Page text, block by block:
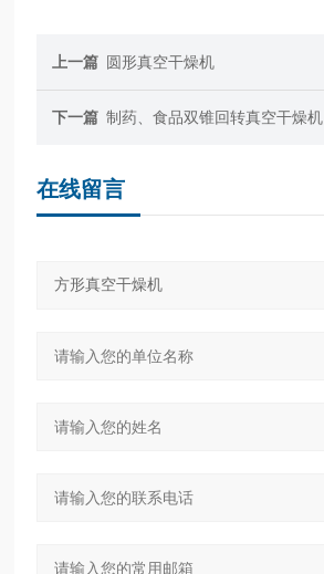
上一篇 圆形真空干燥机
下一篇 制药、食品双锥回转真空干燥机
在线留言